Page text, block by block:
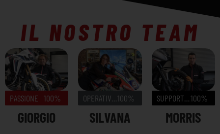
IL NOSTRO TEAM
PASSIONE 100%
GIORGIO
OPERATIVITÀ100%
SILVANA
SUPPORTER100%
MORRIS